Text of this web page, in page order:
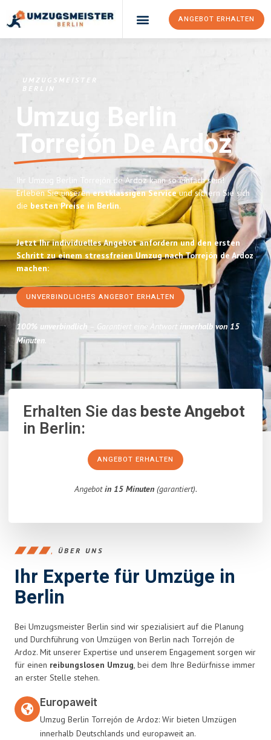
ANGEBOT ERHALTEN
UMZUGSMEISTER
BERLIN
Umzug Berlin
Torrejón De Ardoz
Ihr Umzug Berlin Torrejón de Ardoz kann so einfach sein!
Erleben Sie unserenerstklassigen Serviceund sichern Sie sich
die besten Preise in Berlin.
Jetzt Ihr individuelles Angebot anfordern und den ersten
Schritt zu einem stressfreien Umzug nach Torrejón de Ardoz
machen:
UNVERBINDLICHES ANGEBOT ERHALTEN
100% unverbindlich – Garantiert eine Antwort innerhalb von 15
Minuten.
Erhalten Sie dasbeste Angebot
in Berlin:
ANGEBOT ERHALTEN
Angebotin 15 Minuten(garantiert).
ÜBER UNS
Ihr Experte für Umzüge in
Berlin
Bei Umzugsmeister Berlin sind wir spezialisiert auf die Planung
und Durchführung von Umzügen von Berlin nach Torrejón de
Ardoz. Mit unserer Expertise und unserem Engagement sorgen wir
für einen reibungslosen Umzug, bei dem Ihre Bedürfnisse immer
an erster Stelle stehen.
Europaweit
Umzug Berlin Torrejón de Ardoz: Wir bieten Umzügen
innerhalb Deutschlands und europaweit an.